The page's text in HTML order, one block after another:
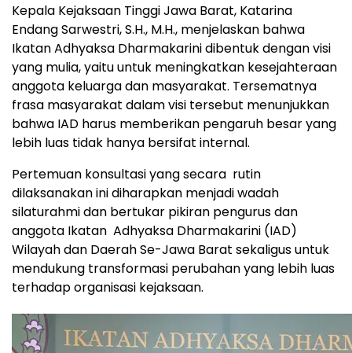
Kepala Kejaksaan Tinggi Jawa Barat, Katarina
Endang Sarwestri, S.H., M.H., menjelaskan bahwa
Ikatan Adhyaksa Dharmakarini dibentuk dengan visi
yang mulia, yaitu untuk meningkatkan kesejahteraan
anggota keluarga dan masyarakat. Tersematnya
frasa masyarakat dalam visi tersebut menunjukkan
bahwa IAD harus memberikan pengaruh besar yang
lebih luas tidak hanya bersifat internal.
Pertemuan konsultasi yang secara rutin
dilaksanakan ini diharapkan menjadi wadah
silaturahmi dan bertukar pikiran pengurus dan
anggota Ikatan Adhyaksa Dharmakarini (IAD)
Wilayah dan Daerah Se-Jawa Barat sekaligus untuk
mendukung transformasi perubahan yang lebih luas
terhadap organisasi kejaksaan.